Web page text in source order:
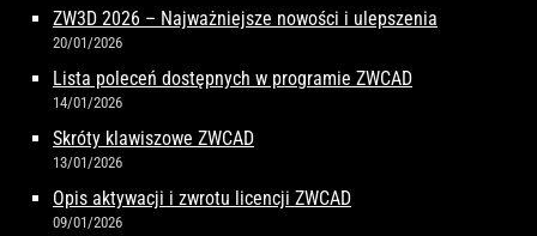
ZW3D 2026 – Najważniejsze nowości i ulepszenia
20/01/2026
Lista poleceń dostępnych w programie ZWCAD
14/01/2026
Skróty klawiszowe ZWCAD
13/01/2026
Opis aktywacji i zwrotu licencji ZWCAD
09/01/2026